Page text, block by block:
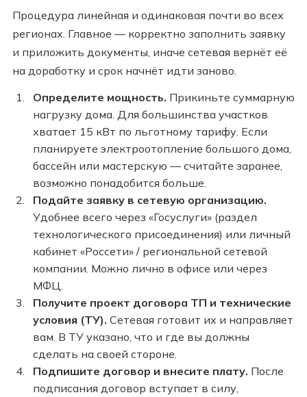
Процедура линейная и одинаковая почти во всех
регионах. Главное — корректно заполнить заявку
и приложить документы, иначе сетевая вернёт её
на доработку и срок начнёт идти заново.
Определите мощность. Прикиньте суммарную
нагрузку дома. Для большинства участков
хватает 15 кВт по льготному тарифу. Если
планируете электроотопление большого дома,
бассейн или мастерскую — считайте заранее,
возможно понадобится больше.
Подайте заявку в сетевую организацию.
Удобнее всего через «Госуслуги» (раздел
технологического присоединения) или личный
кабинет «Россети» / региональной сетевой
компании. Можно лично в офисе или через
МФЦ.
Получите проект договора ТП и технические
условия (ТУ). Сетевая готовит их и направляет
вам. В ТУ указано, что и где вы должны
сделать на своей стороне.
Подпишите договор и внесите плату. После
подписания договор вступает в силу,